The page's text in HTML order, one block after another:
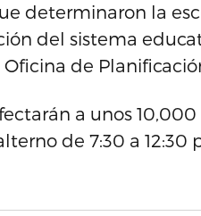
determinaron la
del sistema
de
a unos
de 7:30 a 12:30